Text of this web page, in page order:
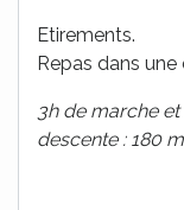
Etirements.
Repas dans une
3h de marche
descente : 180